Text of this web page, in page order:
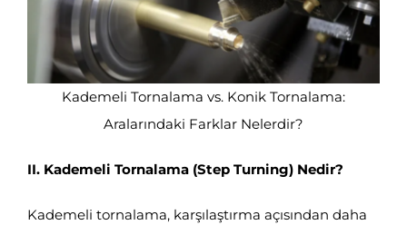
Kademeli Tornalama vs. Konik Tornalama:
Aralarındaki Farklar Nelerdir?
II. Kademeli Tornalama (Step Turning) Nedir?
Kademeli tornalama, karşılaştırma açısından daha